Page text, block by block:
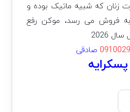
زنان که شبیه ماتیک بوده و
فروش می رسد، موکن رفع
2026
صادقی